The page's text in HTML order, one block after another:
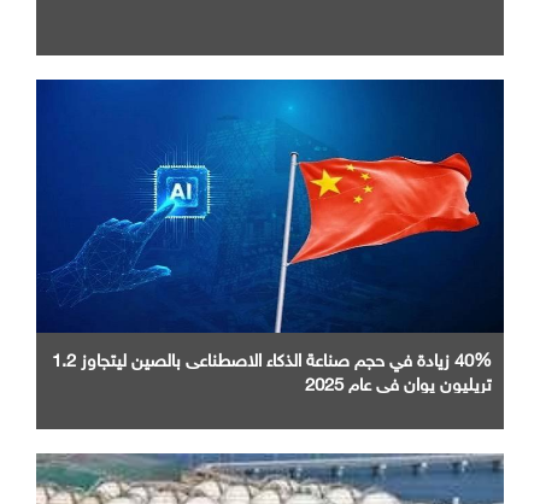
40% زيادة في حجم صناعة الذكاء الاصطناعى بالصين ليتجاوز 1.2
تريليون يوان في عام 2025